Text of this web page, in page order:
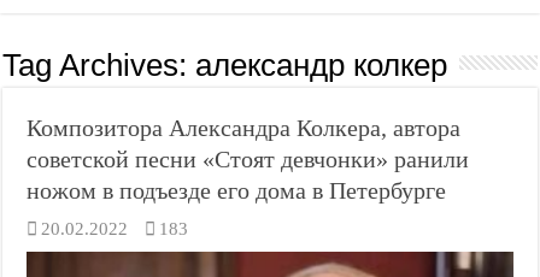
Tag Archives: александр колкер
Композитора Александра Колкера, автора
советской песни «Стоят девчонки» ранили
ножом в подъезде его дома в Петербурге
20.02.2022 183